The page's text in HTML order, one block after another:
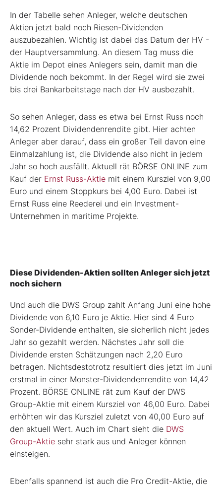
In der Tabelle sehen Anleger, welche deutschen
Aktien jetzt bald noch Riesen-Dividenden
auszubezahlen. Wichtig ist dabei das Datum der HV -
der Hauptversammlung. An diesem Tag muss die
Aktie im Depot eines Anlegers sein, damit man die
Dividende noch bekommt. In der Regel wird sie zwei
bis drei Bankarbeitstage nach der HV ausbezahlt.
So sehen Anleger, dass es etwa bei Ernst Russ noch
14,62 Prozent Dividendenrendite gibt. Hier achten
Anleger aber darauf, dass ein großer Teil davon eine
Einmalzahlung ist, die Dividende also nicht in jedem
Jahr so hoch ausfällt. Aktuell rät BÖRSE ONLINE zum
Kauf der Ernst Russ-Aktie mit einem Kursziel von 9,00
Euro und einem Stoppkurs bei 4,00 Euro. Dabei ist
Ernst Russ eine Reederei und ein Investment-
Unternehmen in maritime Projekte.
Diese Dividenden-Aktien sollten Anleger sich jetzt
noch sichern
Und auch die DWS Group zahlt Anfang Juni eine hohe
Dividende von 6,10 Euro je Aktie. Hier sind 4 Euro
Sonder-Dividende enthalten, sie sicherlich nicht jedes
Jahr so gezahlt werden. Nächstes Jahr soll die
Dividende ersten Schätzungen nach 2,20 Euro
betragen. Nichtsdestotrotz resultiert dies jetzt im Juni
erstmal in einer Monster-Dividendenrendite von 14,42
Prozent. BÖRSE ONLINE rät zum Kauf der DWS
Group-Aktie mit einem Kursziel von 46,00 Euro. Dabei
erhöhten wir das Kursziel zuletzt von 40,00 Euro auf
den aktuell Wert. Auch im Chart sieht die DWS
Group-Aktie sehr stark aus und Anleger können
einsteigen.
Ebenfalls spannend ist auch die Pro Credit-Aktie, die